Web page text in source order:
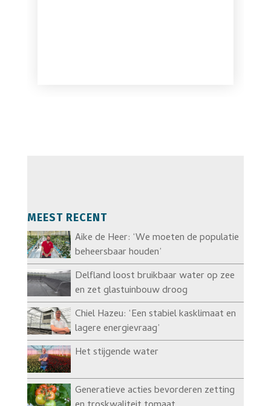
MEEST RECENT
Aike de Heer: ‘We moeten de populatie
beheersbaar houden’
Delfland loost bruikbaar water op zee
en zet glastuinbouw droog
Chiel Hazeu: ‘Een stabiel kasklimaat en
lagere energievraag’
Het stijgende water
Generatieve acties bevorderen zetting